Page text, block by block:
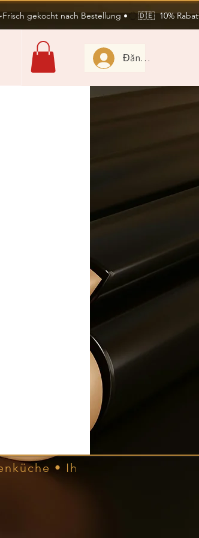
gekocht nach Bestellung •
Đăng nhập